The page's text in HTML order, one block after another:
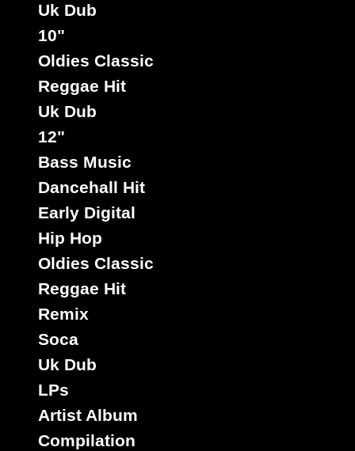
Uk Dub
10"
Oldies Classic
Reggae Hit
Uk Dub
12"
Bass Music
Dancehall Hit
Early Digital
Hip Hop
Oldies Classic
Reggae Hit
Remix
Soca
Uk Dub
LPs
Artist Album
Compilation